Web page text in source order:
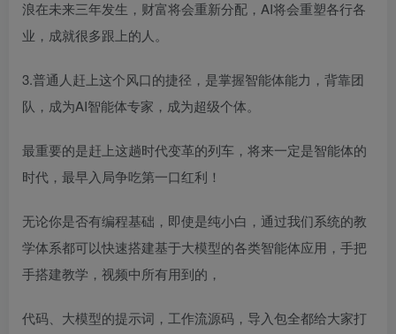
浪在未来三年发生，财富将会重新分配，AI将会重塑各行各
业，成就很多跟上的人。
3.普通人赶上这个风口的捷径，是掌握智能体能力，背靠团
队，成为AI智能体专家，成为超级个体。
最重要的是赶上这趟时代变革的列车，将来一定是智能体的
时代，最早入局争吃第一口红利！
无论你是否有编程基础，即使是纯小白，通过我们系统的教
学体系都可以快速搭建基于大模型的各类智能体应用，手把
手搭建教学，视频中所有用到的，
代码、大模型的提示词，工作流源码，导入包全都给大家打